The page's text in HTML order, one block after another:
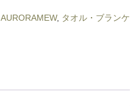
AURORAMEW, タオル・ブランケ